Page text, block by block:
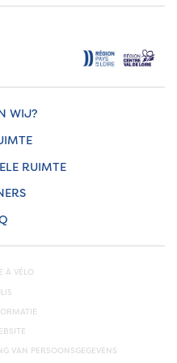
WIJ?
RUIMTE
À VÉLO
VAN PERSOONSGEGEVENS